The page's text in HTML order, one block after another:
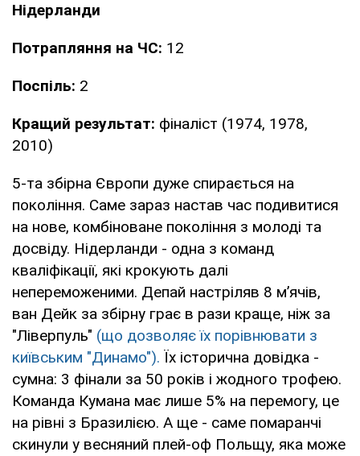
Нідерланди
Потрапляння на ЧС: 12
Поспіль: 2
Кращий результат: фіналіст (1974, 1978,
2010)
5-та збірна Європи дуже спирається на
покоління. Саме зараз настав час подивитися
на нове, комбіноване покоління з молоді та
досвіду. Нідерланди - одна з команд
кваліфікації, які крокують далі
непереможеними. Депай настріляв 8 м’ячів,
ван Дейк за збірну грає в рази краще, ніж за
"Ліверпуль" (що дозволяє їх порівнювати з
київським "Динамо"). Їх історична довідка -
сумна: 3 фінали за 50 років і жодного трофею.
Команда Кумана має лише 5% на перемогу, це
на рівні з Бразилією. А ще - саме помаранчі
скинули у весняний плей-оф Польщу, яка може